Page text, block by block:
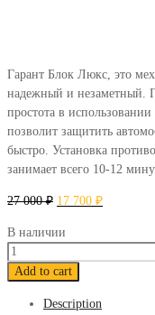
Гарант Блок Люкс, это
надежный и незаметный.
простота в
позволит защитить
быстро. Установка
занимает всего 10-12
27 000₽ 17 700 ₽
В наличии
Блокиратор
Гарант
Люкс
Add to cart
Description